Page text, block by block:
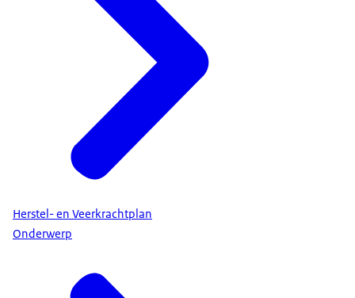
Herstel- en Veerkrachtplan
Onderwerp